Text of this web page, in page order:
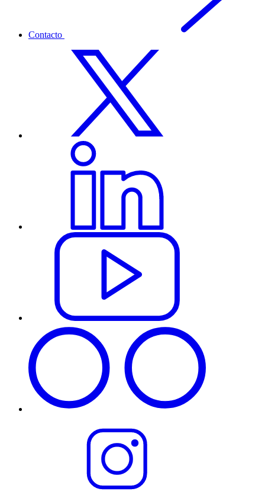
Contacto